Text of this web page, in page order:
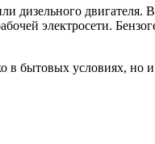
дизельного
электросети.
бытовых условиях, но